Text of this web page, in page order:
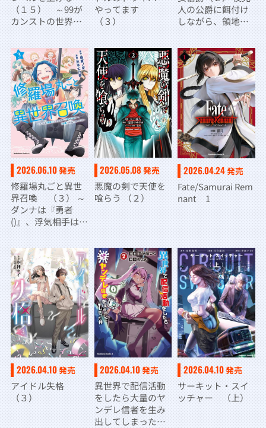
（１５） ～99が
カンストの世界で
タート～
やってます
（３）
人の公爵に餌付け
しながら、領地発
りです
2026.06.10発売
修羅場丸ごと異世
界召喚 （３） ～
ダンナは『勇者
()』、浮気相手は
マ。『主婦』の私
は不要ですね？～
2026.05.08 発売
悪魔の剣で天使を
喰らう （２）
2026.04.24発売
Fate/Samurai Rem
nant 1
2026.04.10発売
アイドル失格
（３）
2026.04.10発売
異世界で配信活動
をしたら大量のヤ
ンデレ信者を生み
出してしまった件
2026.04.10発売
サーキット・スイ
ッチャー （上）